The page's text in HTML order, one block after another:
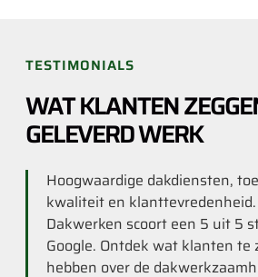
TESTIMONIALS
WAT KLANTEN
GELEVERD WERK
Hoogwaardige dakdiensten,
kwaliteit en klanttevredenheid.
Dakwerken scoort een 5 uit 5
Google. Ontdek wat klanten te
hebben over de